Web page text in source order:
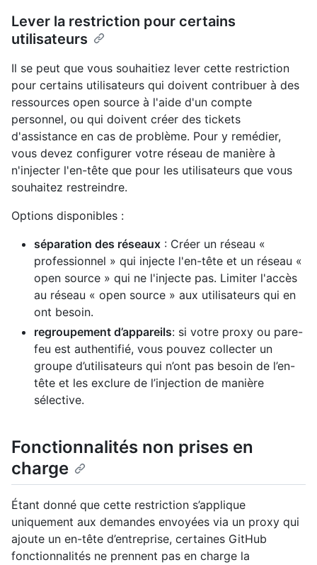
Lever la restriction pour certains
utilisateurs
Il se peut que vous souhaitiez lever cette restriction
pour certains utilisateurs qui doivent contribuer à des
ressources open source à l'aide d'un compte
personnel, ou qui doivent créer des tickets
d'assistance en cas de problème. Pour y remédier,
vous devez configurer votre réseau de manière à
n'injecter l'en-tête que pour les utilisateurs que vous
souhaitez restreindre.
Options disponibles :
séparation des réseaux : Créer un réseau «
professionnel » qui injecte l'en-tête et un réseau «
open source » qui ne l'injecte pas. Limiter l'accès
au réseau « open source » aux utilisateurs qui en
ont besoin.
regroupement d’appareils: si votre proxy ou pare-
feu est authentifié, vous pouvez collecter un
groupe d’utilisateurs qui n’ont pas besoin de l’en-
tête et les exclure de l’injection de manière
sélective.
Fonctionnalités non prises en
charge
Étant donné que cette restriction s’applique
uniquement aux demandes envoyées via un proxy qui
ajoute un en-tête d’entreprise, certaines GitHub
fonctionnalités ne prennent pas en charge la